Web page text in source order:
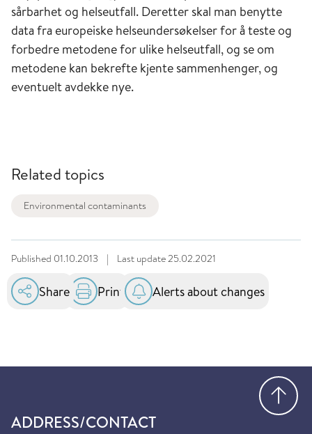
sårbarhet og helseutfall. Deretter skal man benytte
data fra europeiske helseundersøkelser for å teste og
forbedre metodene for ulike helseutfall, og se om
metodene kan bekrefte kjente sammenhenger, og
eventuelt avdekke nye.
Related topics
Environmental contaminants
Published 01.10.2013 | Last update25.02.2021
Share Print Alerts about changes
ADDRESS/CONTACT